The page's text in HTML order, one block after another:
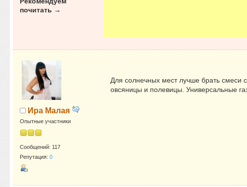
почитать →
Ира Малая
Опытные участники
Сообщений: 117
Репутация: 0
Для солнечных мест лучше брать смеси
овсяницы и полевицы. Универсальные